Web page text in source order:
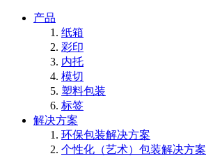
产品
纸箱
彩印
内托
模切
塑料包装
标签
解决方案
环保包装解决方案
个性化（艺术）包装解决方案